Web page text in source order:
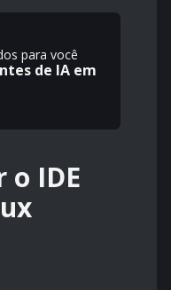
para você
de IA em
o IDE